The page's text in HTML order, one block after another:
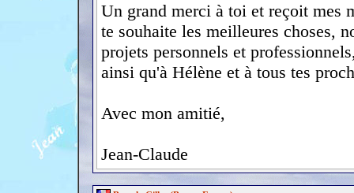
Un grand merci à toi et reçoit mes
te souhaite les meilleures choses,
projets personnels et
ainsi qu'à Hélène et à tous tes
Avec mon amitié,
Jean-Claude